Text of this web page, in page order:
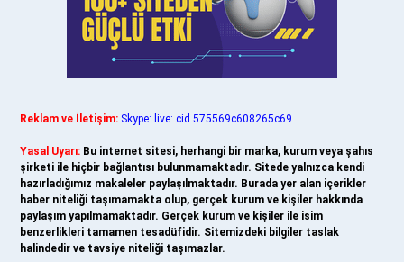
Reklam ve İletişim: Skype: live:.cid.575569c608265c69
Yasal Uyarı: Bu internet sitesi, herhangi bir marka, kurum veya şahıs
şirketi ile hiçbir bağlantısı bulunmamaktadır. Sitede yalnızca kendi
hazırladığımız makaleler paylaşılmaktadır. Burada yer alan içerikler
haber niteliği taşımamakta olup, gerçek kurum ve kişiler hakkında
paylaşım yapılmamaktadır. Gerçek kurum ve kişiler ile isim
benzerlikleri tamamen tesadüfidir. Sitemizdeki bilgiler taslak
halindedir ve tavsiye niteliği taşımazlar.